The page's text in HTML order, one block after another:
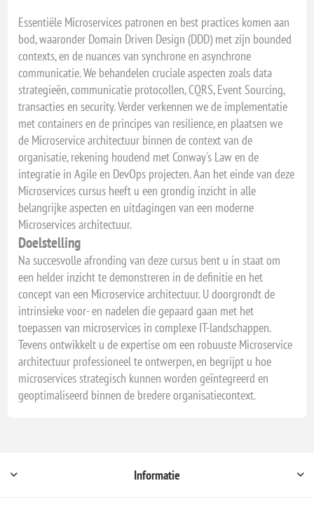
Essentiële Microservices patronen en best practices komen aan
bod, waaronder Domain Driven Design (DDD) met zijn bounded
contexts, en de nuances van synchrone en asynchrone
communicatie. We behandelen cruciale aspecten zoals data
strategieën, communicatie protocollen, CQRS, Event Sourcing,
transacties en security. Verder verkennen we de implementatie
met containers en de principes van resilience, en plaatsen we
de Microservice architectuur binnen de context van de
organisatie, rekening houdend met Conway's Law en de
integratie in Agile en DevOps projecten. Aan het einde van deze
Microservices cursus heeft u een grondig inzicht in alle
belangrijke aspecten en uitdagingen van een moderne
Microservices architectuur.
Doelstelling
Na succesvolle afronding van deze cursus bent u in staat om
een helder inzicht te demonstreren in de definitie en het
concept van een Microservice architectuur. U doorgrondt de
intrinsieke voor- en nadelen die gepaard gaan met het
toepassen van microservices in complexe IT-landschappen.
Tevens ontwikkelt u de expertise om een robuuste Microservice
architectuur professioneel te ontwerpen, en begrijpt u hoe
microservices strategisch kunnen worden geïntegreerd en
geoptimaliseerd binnen de bredere organisatiecontext.
Informatie